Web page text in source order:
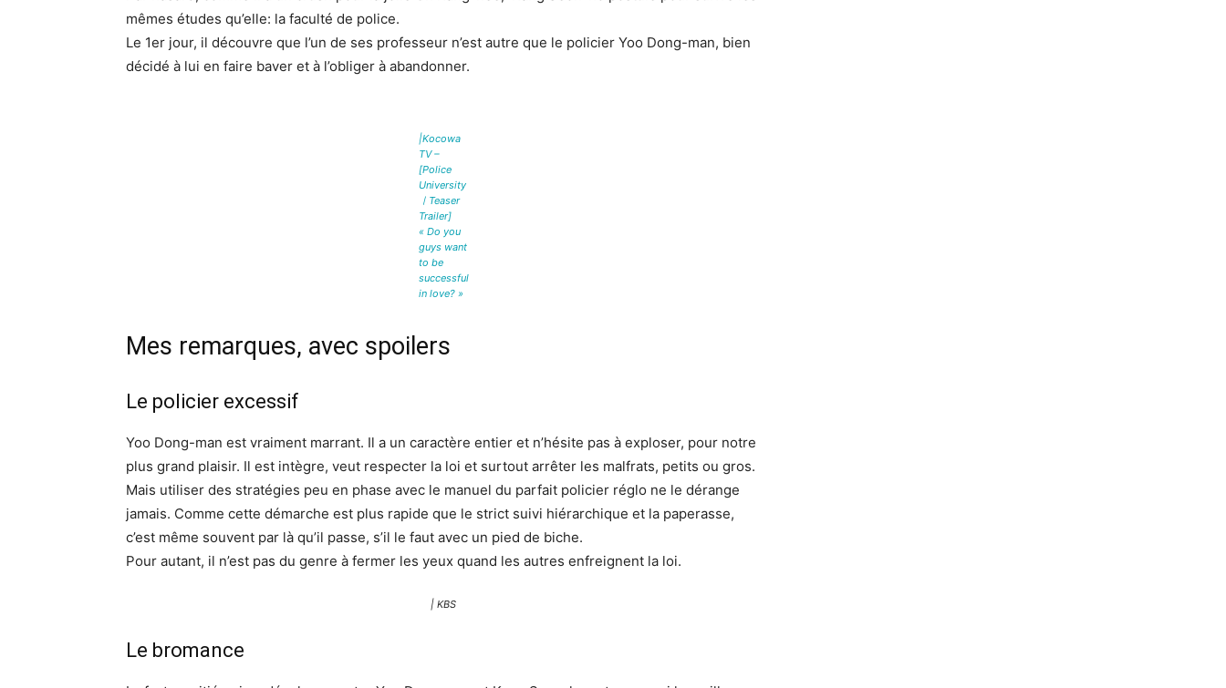
mêmes études qu’elle: la faculté de police.
Le 1er jour, il découvre que l’un de ses professeur n’est autre que le policier Yoo Dong-man, bien
décidé à lui en faire baver et à l’obliger à abandonner.
|Kocowa
TV –
[Police
University
ㅣTeaser
Trailer]
« Do you
guys want
to be
successful
in love? »
Mes remarques, avec spoilers
Le policier excessif
Yoo Dong-man est vraiment marrant. Il a un caractère entier et n’hésite pas à exploser, pour notre
plus grand plaisir. Il est intègre, veut respecter la loi et surtout arrêter les malfrats, petits ou gros.
Mais utiliser des stratégies peu en phase avec le manuel du parfait policier réglo ne le dérange
jamais. Comme cette démarche est plus rapide que le strict suivi hiérarchique et la paperasse,
c’est même souvent par là qu’il passe, s’il le faut avec un pied de biche.
Pour autant, il n’est pas du genre à fermer les yeux quand les autres enfreignent la loi.
| KBS
Le bromance